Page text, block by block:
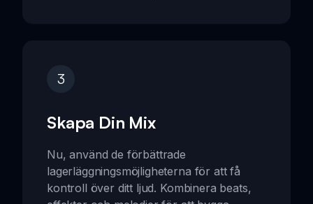
3
Skapa Din Mix
Nu, använd de förbättrade
lagerläggningsmöjligheterna för att få
kontroll över ditt ljud. Kombinera beats,